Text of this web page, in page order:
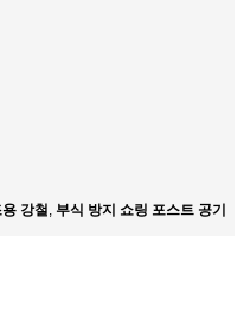
강철, 부식 방지 쇼링 포스트 공기